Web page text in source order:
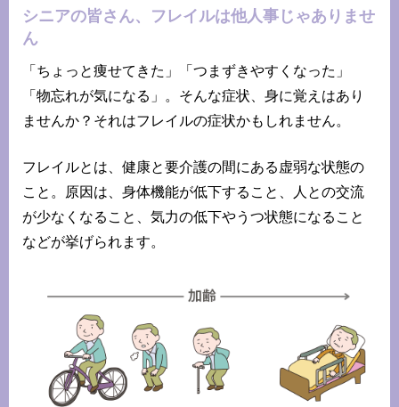
シニアの皆さん、フレイルは他人事じゃありませ
ん
「ちょっと痩せてきた」「つまずきやすくなった」
「物忘れが気になる」。そんな症状、身に覚えはあり
ませんか？それはフレイルの症状かもしれません。
フレイルとは、健康と要介護の間にある虚弱な状態の
こと。​原因は、身体機能が低下すること、人との交流
が少なくなること、気力の低下やうつ状態になること
などが挙げられます。